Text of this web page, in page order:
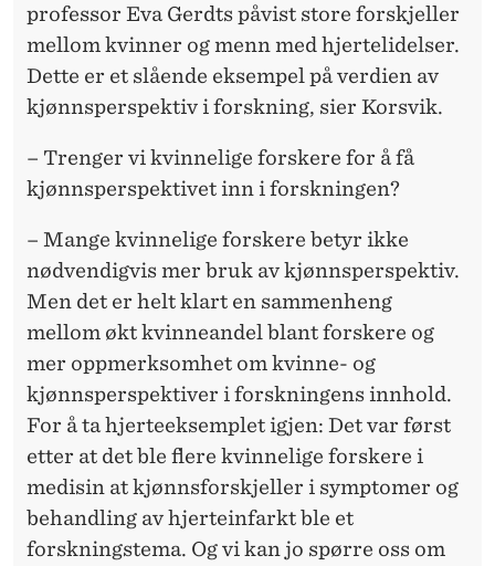
professor Eva Gerdts påvist store forskjeller
mellom kvinner og menn med hjertelidelser.
Dette er et slående eksempel på verdien av
kjønnsperspektiv i forskning, sier Korsvik.
– Trenger vi kvinnelige forskere for å få
kjønnsperspektivet inn i forskningen?
– Mange kvinnelige forskere betyr ikke
nødvendigvis mer bruk av kjønnsperspektiv.
Men det er helt klart en sammenheng
mellom økt kvinneandel blant forskere og
mer oppmerksomhet om kvinne- og
kjønnsperspektiver i forskningens innhold.
For å ta hjerteeksemplet igjen: Det var først
etter at det ble flere kvinnelige forskere i
medisin at kjønnsforskjeller i symptomer og
behandling av hjerteinfarkt ble et
forskningstema. Og vi kan jo spørre oss om